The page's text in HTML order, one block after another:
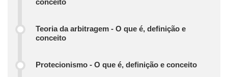
conceito
Teoria da arbitragem - O que é, definição e
conceito
Protecionismo - O que é, definição e conceito